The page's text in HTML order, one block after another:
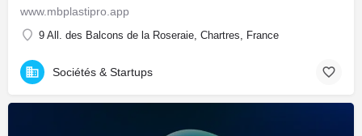
www.mbplastipro.app
9 All. des Balcons de la Roseraie, Chartres, France
Sociétés & Startups